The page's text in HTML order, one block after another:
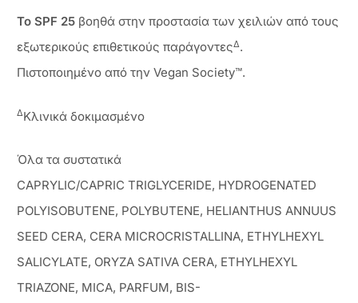
Το SPF 25 βοηθά στην προστασία των χειλιών από τους
εξωτερικούς επιθετικούς παράγοντεςΔ.
Πιστοποιημένο από την Vegan Society™.
ΔΚλινικά δοκιμασμένo
Όλα τα συστατικά
CAPRYLIC/CAPRIC TRIGLYCERIDE, HYDROGENATED
POLYISOBUTENE, POLYBUTENE, HELIANTHUS ANNUUS
SEED CERA, CERA MICROCRISTALLINA, ETHYLHEXYL
SALICYLATE, ORYZA SATIVA CERA, ETHYLHEXYL
TRIAZONE, MICA, PARFUM, BIS-